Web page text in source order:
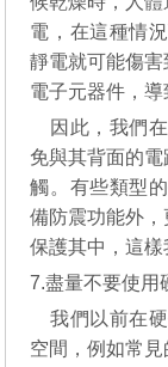
電，在這種情
靜電就可能傷
電子元器件，導
因此，我們在
免與其背面的
觸。有些類型
備防震功能外，
保護其中，這樣
7.盡量不要使用
我們以前在硬
空間，例如常見